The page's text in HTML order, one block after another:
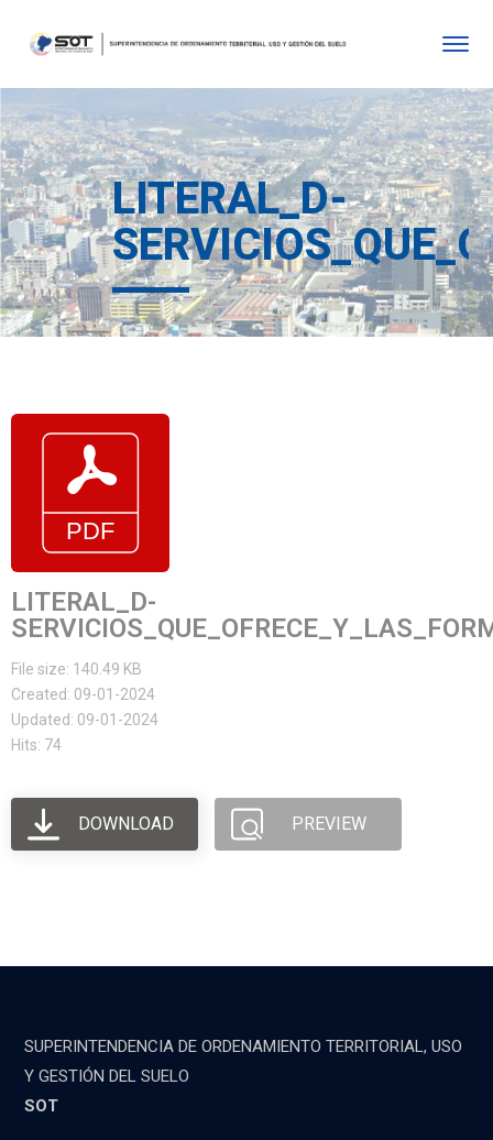
LITERAL_D-
LITERAL_D-
File size: 140.49 KB
Created: 09-01-2024
Updated: 09-01-2024
Hits: 74
DOWNLOAD PREVIEW
SUPERINTENDENCIA DE ORDENAMIENTO TERRITORIAL, USO
Y GESTIÓN DEL SUELO
SOT